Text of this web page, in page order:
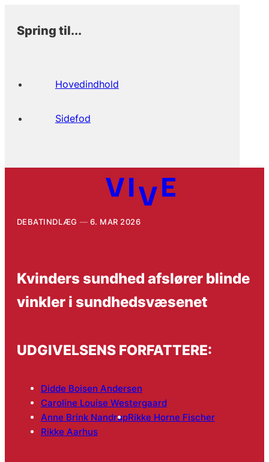
Spring til...
Hovedindhold
Sidefod
DEBATINDLÆG 6. MAR 2026
Kvinders sundhed afslører blinde
vinkler i sundhedsvæsenet
UDGIVELSENS FORFATTERE:
Didde Boisen Andersen
Caroline Louise Westergaard
Anne Brink NandrupRikke Horne Fischer
Rikke Aarhus